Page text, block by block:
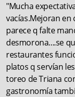
"Mucha
vacías.Mejoran en
parece q falte
desmorona....se
restaurantes
platos q servían
toreo de Triana
gastronomía